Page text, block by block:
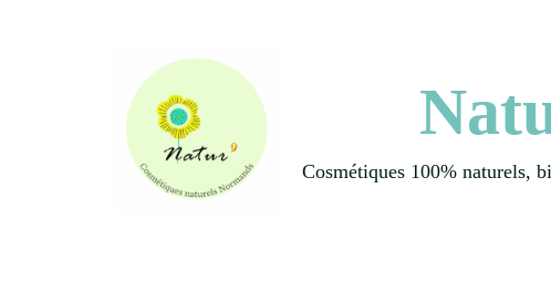
Cosmétiques 100% naturels,